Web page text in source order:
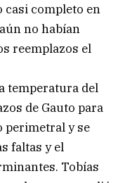
casi completo en
no habían
reemplazos el
temperatura del
de Gauto para
perimetral y se
faltas y el
Tobías